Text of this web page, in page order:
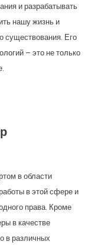
и разрабатывать
нашу жизнь и
существования. Его
– это не только
в области
в этой сфере и
права. Кроме
в качестве
в различных